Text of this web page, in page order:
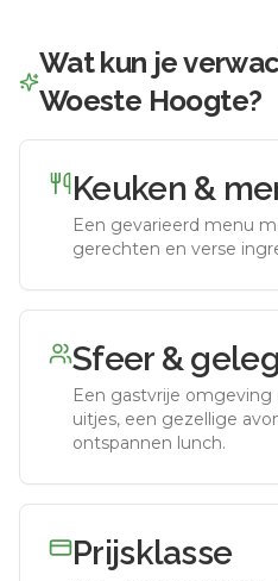
Wat kun je
Woeste Hoogte?
Keuken &
Een gevarieerd menu
gerechten en verse
Sfeer &
Een gastvrije
uitjes, een gezellige
ontspannen lunch.
Prijsklasse